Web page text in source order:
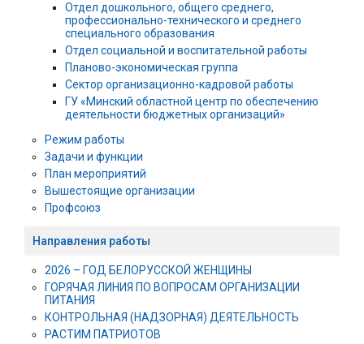
Отдел дошкольного, общего среднего,
профессионально-технического и среднего
специального образования
Отдел социальной и воспитательной работы
Планово-экономическая группа
Сектор организационно-кадровой работы
ГУ «Минский областной центр по обеспечению
деятельности бюджетных организаций»
Режим работы
Задачи и функции
План мероприятий
Вышестоящие организации
Профсоюз
Направления работы
2026 – ГОД БЕЛОРУССКОЙ ЖЕНЩИНЫ
ГОРЯЧАЯ ЛИНИЯ ПО ВОПРОСАМ ОРГАНИЗАЦИИ
ПИТАНИЯ
КОНТРОЛЬНАЯ (НАДЗОРНАЯ) ДЕЯТЕЛЬНОСТЬ
РАСТИМ ПАТРИОТОВ